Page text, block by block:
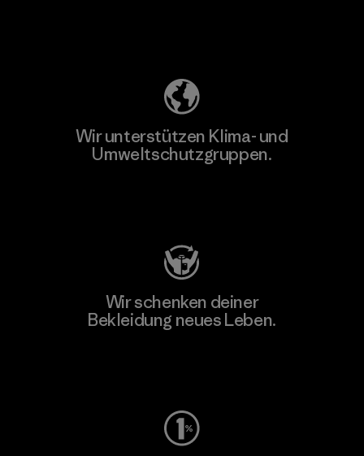
Wir unterstützen Klima- und
Umweltschutzgruppen.
Wir schenken deiner
Bekleidung neues Leben.